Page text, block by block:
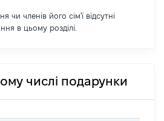
чи членів його сім'ї відсутні
в цьому розділі.
числі подарунки